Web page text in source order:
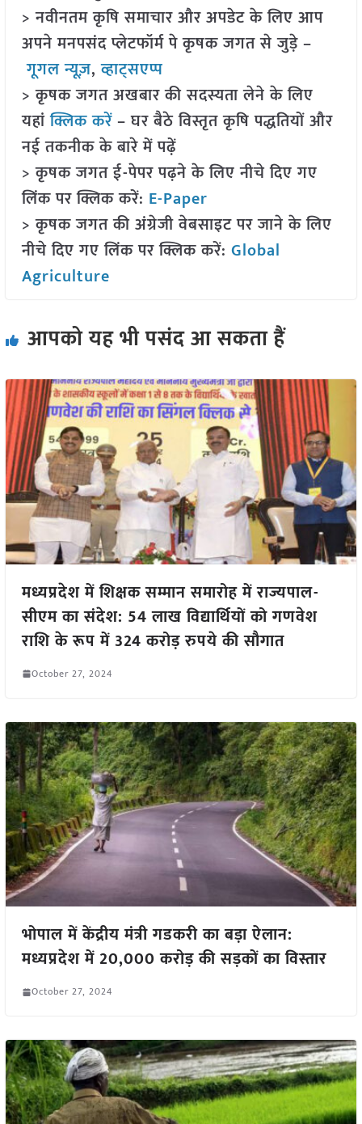
> नवीनतम कृषि समाचार और अपडेट के लिए आप
अपने मनपसंद प्लेटफॉर्म पे कृषक जगत से जुड़े –
गूगल न्यूज़,व्हाट्सएप्प
> कृषक जगत अखबार की सदस्यता लेने के लिए
यहांक्लिक करें– घर बैठे विस्तृत कृषि पद्धतियों और
नई तकनीक के बारे में पढ़ें
> कृषक जगत ई-पेपर पढ़ने के लिए नीचे दिए गए
लिंक पर क्लिक करें: E-Paper
> कृषक जगत की अंग्रेजी वेबसाइट पर जाने के लिए
नीचे दिए गए लिंक पर क्लिक करें: Global
Agriculture
आपको यह भी पसंद आ सकता हैं
मध्यप्रदेश में शिक्षक सम्मान समारोह में राज्यपाल-
सीएम का संदेश: 54 लाख विद्यार्थियों को गणवेश
राशि के रूप में 324 करोड़ रुपये की सौगात
October 27, 2024
भोपाल में केंद्रीय मंत्री गडकरी का बड़ा ऐलान:
मध्यप्रदेश में 20,000 करोड़ की सड़कों का विस्तार
October 27, 2024